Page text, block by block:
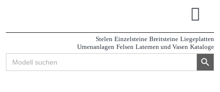
Stelen Einzelsteine Breitsteine Liegeplatten
Urnenanlagen Felsen Laternen und Vasen Kataloge
Search
for:
Search Button